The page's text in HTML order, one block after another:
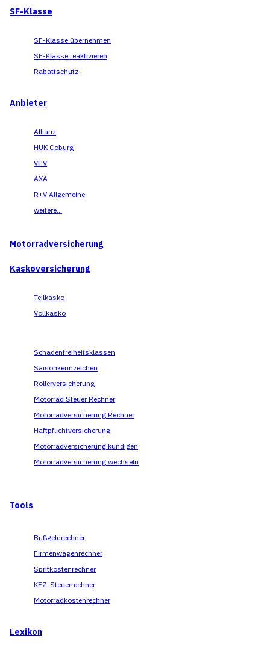
SF-Klasse
SF-Klasse übernehmen
SF-Klasse reaktivieren
Rabattschutz
Anbieter
Allianz
HUK Coburg
VHV
AXA
R+V Allgemeine
weitere...
Motorradversicherung
Kaskoversicherung
Teilkasko
Vollkasko
Schadenfreiheitsklassen
Saisonkennzeichen
Rollerversicherung
Motorrad Steuer Rechner
Motorradversicherung Rechner
Haftpflichtversicherung
Motorradversicherung kündigen
Motorradversicherung wechseln
Tools
Bußgeldrechner
Firmenwagenrechner
Spritkostenrechner
KFZ-Steuerrechner
Motorradkostenrechner
Lexikon